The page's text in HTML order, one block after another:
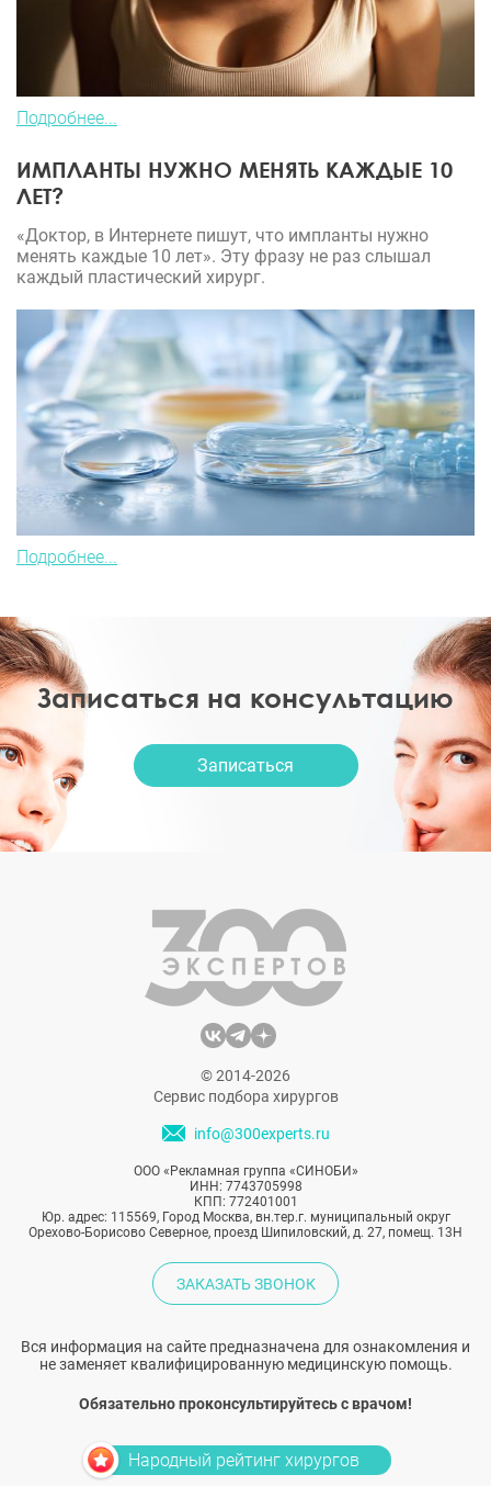
Подробнее...
ИМПЛАНТЫ НУЖНО МЕНЯТЬ КАЖДЫЕ 10
ЛЕТ?
«Доктор, в Интернете пишут, что импланты нужно
менять каждые 10 лет». Эту фразу не раз слышал
каждый пластический хирург.
Подробнее...
Записаться на консультацию
Записаться
© 2014-2026
Сервис подбора хирургов
info@300experts.ru
ООО «Рекламная группа «СИНОБИ»
ИНН: 7743705998
КПП: 772401001
Юр. адрес: 115569, Город Москва, вн.тер.г. муниципальный округ
Орехово-Борисово Северное, проезд Шипиловский, д. 27, помещ. 13Н
ЗАКАЗАТЬ ЗВОНОК
Вся информация на сайте предназначена для ознакомления и
не заменяет квалифицированную медицинскую помощь.
Обязательно проконсультируйтесь с врачом!
Народный рейтинг хирургов